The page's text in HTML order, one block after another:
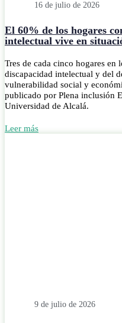
16 de julio de 2026
El 60% de los hogares
intelectual vive en
Tres de cada cinco hogares en
discapacidad intelectual y del
vulnerabilidad social y
publicado por Plena inclusión
Universidad de Alcalá.
Leer más
9 de julio de 2026